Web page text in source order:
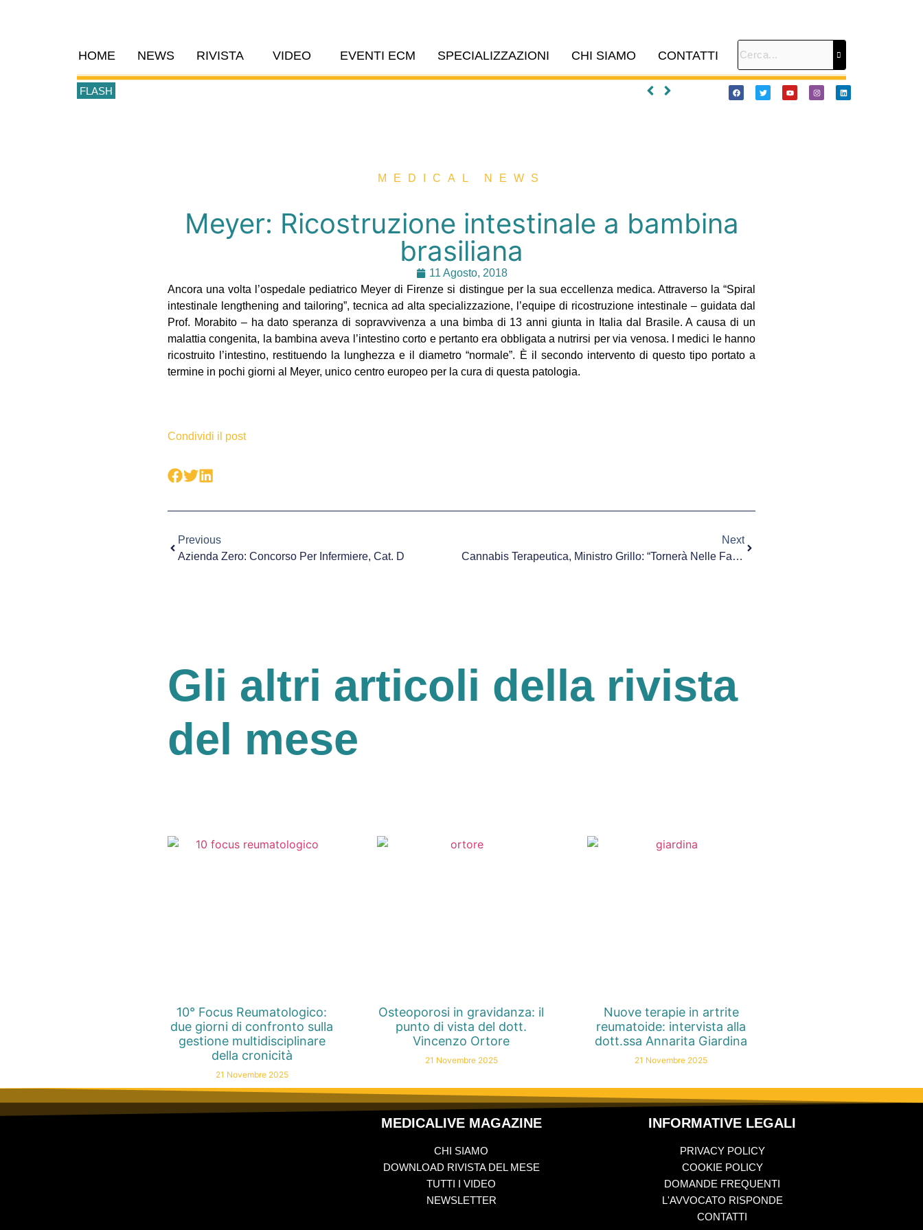
HOME NEWS RIVISTA VIDEO EVENTI ECM SPECIALIZZAZIONI CHI SIAMO CONTATTI
FLASH
MEDICAL NEWS
Meyer: Ricostruzione intestinale a bambina
brasiliana
11 Agosto, 2018
Ancora una volta l’ospedale pediatrico Meyer di Firenze si distingue per la sua eccellenza medica. Attraverso la “Spiral
intestinale lengthening and tailoring”, tecnica ad alta specializzazione, l’equipe di ricostruzione intestinale – guidata dal
Prof. Morabito – ha dato speranza di sopravvivenza a una bimba di 13 anni giunta in Italia dal Brasile. A causa di un
malattia congenita, la bambina aveva l’intestino corto e pertanto era obbligata a nutrirsi per via venosa. I medici le hanno
ricostruito l’intestino, restituendo la lunghezza e il diametro “normale”. È il secondo intervento di questo tipo portato a
termine in pochi giorni al Meyer, unico centro europeo per la cura di questa patologia.
Condividi il post
Previous
Azienda Zero: Concorso Per Infermiere, Cat. D
Next
Cannabis Terapeutica, Ministro Grillo: “Tornerà Nelle Farmacie”
Gli altri articoli della rivista
del mese
10° Focus Reumatologico:
due giorni di confronto sulla
gestione multidisciplinare
della cronicità
21 Novembre 2025
Osteoporosi in gravidanza: il
punto di vista del dott.
Vincenzo Ortore
21 Novembre 2025
Nuove terapie in artrite
reumatoide: intervista alla
dott.ssa Annarita Giardina
21 Novembre 2025
MEDICALIVE MAGAZINE
CHI SIAMO
DOWNLOAD RIVISTA DEL MESE
TUTTI I VIDEO
NEWSLETTER
INFORMATIVE LEGALI
PRIVACY POLICY
COOKIE POLICY
DOMANDE FREQUENTI
L'AVVOCATO RISPONDE
CONTATTI